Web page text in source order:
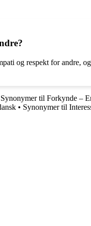
og respekt for andre,
Synonymer til Forkynde –
• Synonymer til